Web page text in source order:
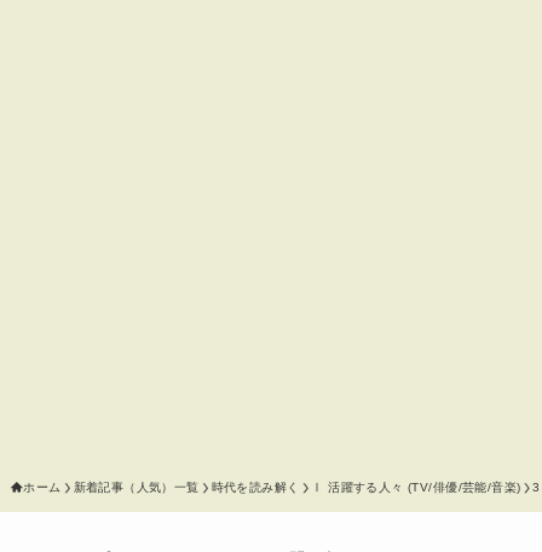
ホーム 新着記事（人気）一覧 時代を読み解く Ⅰ 活躍する人々 (TV/俳優/芸能/音楽) 3